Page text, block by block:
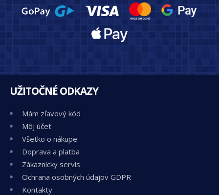
UŽITOČNÉ ODKAZY
Mám zľavový kód
Môj účet
Všetko o nákupe
Doprava a platba
Zákaznícky servis
Ochrana osobných údajov GDPR
Kontakty